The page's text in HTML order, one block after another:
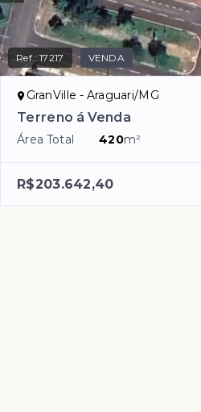
Ref.:17217 VENDA
GranVille - Araguari/MG
Terreno á Venda
Área Total 420m²
R$203.642,40